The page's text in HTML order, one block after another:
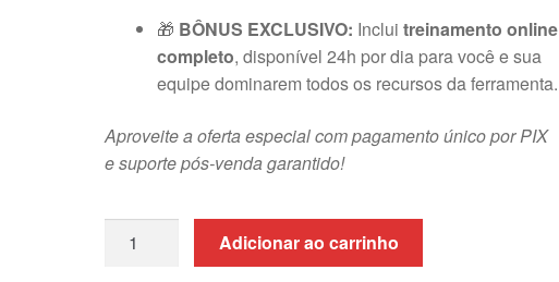
🎁 BÔNUS EXCLUSIVO: Incluitreinamento online
completo, disponível 24h por dia para você e sua
equipe dominarem todos os recursos da ferramenta.
Aproveite a oferta especial com pagamento único por PIX
e suporte pós-venda garantido!
Fluxo
Adicionar ao carrinho